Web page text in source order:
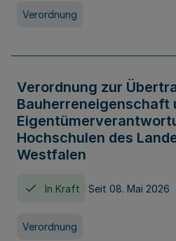
Verordnung
Verordnung zur
Bauherreneigenschaft
Hochschulen des
Westfalen
In Kraft Seit 08. Mai 2026
Verordnung